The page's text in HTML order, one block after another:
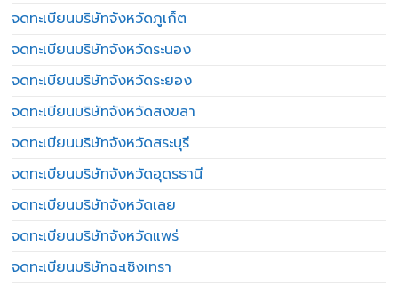
จดทะเบียนบริษัทจังหวัดภูเก็ต
จดทะเบียนบริษัทจังหวัดระนอง
จดทะเบียนบริษัทจังหวัดระยอง
จดทะเบียนบริษัทจังหวัดสงขลา
จดทะเบียนบริษัทจังหวัดสระบุรี
จดทะเบียนบริษัทจังหวัดอุดรธานี
จดทะเบียนบริษัทจังหวัดเลย
จดทะเบียนบริษัทจังหวัดแพร่
จดทะเบียนบริษัทฉะเชิงเทรา